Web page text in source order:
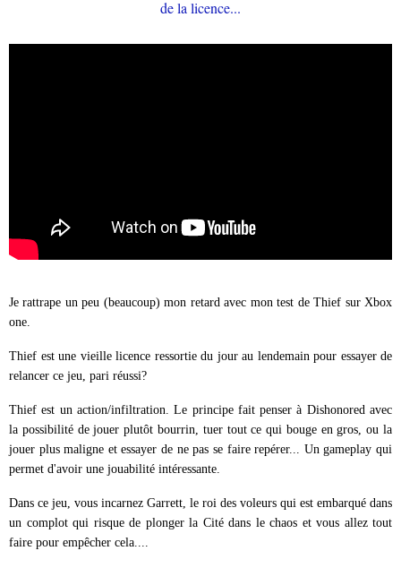
Je rattrape un peu (beaucoup) mon retard avec mon test de Thief sur Xbox
one.
Thief est une vieille licence ressortie du jour au lendemain pour essayer de
relancer ce jeu, pari réussi?
Thief est un action/infiltration. Le principe fait penser à Dishonored avec
la possibilité de jouer plutôt bourrin, tuer tout ce qui bouge en gros, ou la
jouer plus maligne et essayer de ne pas se faire repérer... Un gameplay qui
permet d'avoir une jouabilité intéressante.
Dans ce jeu, vous incarnez Garrett, le roi des voleurs qui est embarqué dans
un complot qui risque de plonger la Cité dans le chaos et vous allez tout
faire pour empêcher cela....